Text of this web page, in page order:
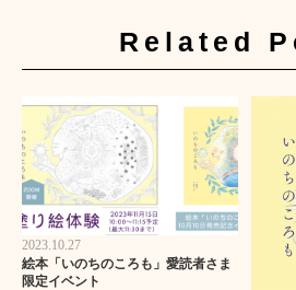
Related
2023.10.27
絵本「いのちのころも」愛読者さま
限定イベント